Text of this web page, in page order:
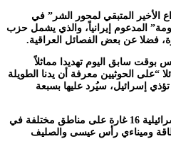
الأخير المتبقي لمحور الشر” في
المدعوم إيرانياً، والذي يشمل حزب
فضلا عن بعض الفصائل العراقية.
بوقت سابق اليوم تهديدا مماثلاً
“على الحوثيين معرفة أن يدنا الطويلة
إسرائيل، سيُرد عليها بسبعة
أتى ذلك، بعدما شنت المقاتلات الإسرائيلية 16 غارة على مناطق مختلفة في
وميناءي رأس عيسى والصليف